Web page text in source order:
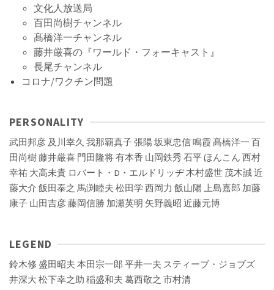
文化人放送局
百田尚樹チャンネル
髙橋洋一チャンネル
藤井厳喜の『ワールド・フォーキャスト』
長尾チャンネル
コロナ/ワクチン問題
PERSONALITY
武田邦彦 及川幸久 我那覇真子張陽坂東忠信鳴霞 髙橋洋一 百
田尚樹藤井厳喜 門田隆将有本香 山岡鉄秀 石平 ほんこん 西村
幸祐 大高未貴 ロバート・D・エルドリッヂ木村盛世 茂木誠近
藤大介 飯田泰之 馬渕睦夫 松田学 西岡力 飯山陽上島嘉郎 加藤
康子 山田吉彦藤岡信勝 加瀬英明 矢野義昭 近藤元博
LEGEND
鈴木修 盛田昭夫 本田宗一郎 平井一夫 スティーブ・ジョブズ
井深大 松下幸之助 稲盛和夫 葛西敬之 市村清